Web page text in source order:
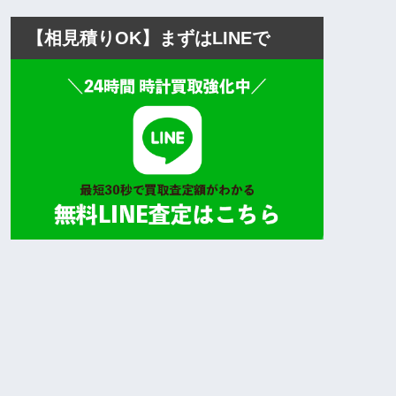
【相見積りOK】まずはLINEで